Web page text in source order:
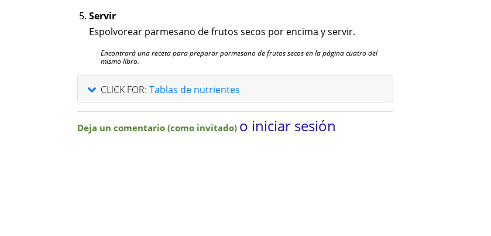
Servir
Espolvorear parmesano de frutos secos por encima y servir.
Encontrará una receta para preparar parmesano de frutos secos en la página cuatro del
mismo libro.
CLICK FOR: Tablas de nutrientes
Deja un comentario (como invitado) o iniciar sesión